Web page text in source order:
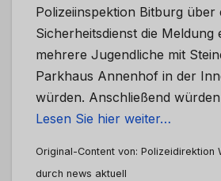
Polizeiinspektion Bitburg über
Sicherheitsdienst die Meldung
mehrere Jugendliche mit
Parkhaus Annenhof in der
würden. Anschließend
Lesen Sie hier weiter…
Original-Content von: Polizeidirektion
durch news aktuell